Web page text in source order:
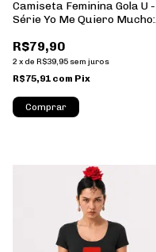
Camiseta Feminina Gola U -
Série Yo Me Quiero Mucho:
R$79,90
2 x de R$39,95 sem juros
R$75,91 com Pix
Comprar